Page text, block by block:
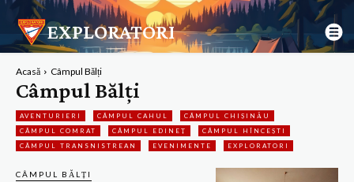
EXPLORATORI
Acasă Câmpul Bălți
Câmpul Bălți
AVENTURIERI CÂMPUL CAHUL
CÂMPUL CHIȘINĂU
CÂMPUL COMRAT
CÂMPUL EDINEȚ
CÂMPUL HÎNCEȘTI
CÂMPUL TRANSNISTREAN
EVENIMENTE EXPLORATORI
CÂMPUL BĂLȚI